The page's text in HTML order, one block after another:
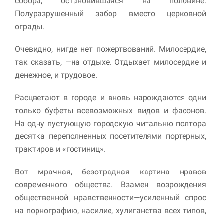
Полуразрушенный забор вместо церковной
ограды.
Очевидно, нигде нет пожертвований. Милосердие,
так сказать, —на отдыхе. Отдыхает милосердие и
денежное, и трудовое.
Расцветают в городе и вновь нарождаются одни
только буфеты всевозможных видов и фасонов.
На одну пустующую городскую читальню полтора
десятка переполненных посетителями портерных,
трактиров и «гостиниц».
Вот мрачная, безотрадная картина нравов
современного общества. Взамен возрождения
общественной нравственности—усиленный спрос
на порнографию, насилие, хулиганства всех типов,
Использование
этих файлов cookie
обязательно. Они
веб-сайта.
Для того чтобы
улучшить
функциональность
сайта, исходя из
Пользовательский
опыт
Для обеспечения